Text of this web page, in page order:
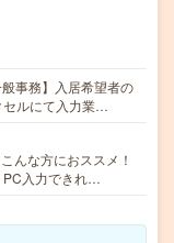
事務】入居希望者の
セルにて入力業…
んな方におススメ！
PC入力できれ…